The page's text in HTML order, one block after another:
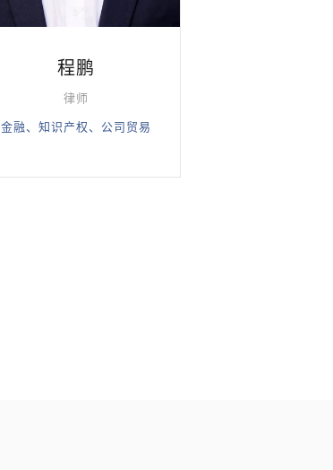
程鹏
律师
金融、知识产权、公司贸易